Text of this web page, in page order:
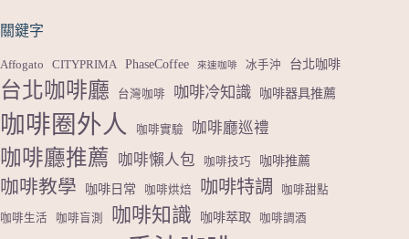
關鍵字
Affogato CITYPRIMA PhaseCoffee 來速咖啡 冰手沖 台北咖啡
台北咖啡廳 台灣咖啡 咖啡冷知識 咖啡器具推薦
咖啡圈外人 咖啡實驗 咖啡廳巡禮
咖啡廳推薦 咖啡懶人包 咖啡技巧 咖啡推薦
咖啡教學 咖啡日常 咖啡烘焙 咖啡特調 咖啡甜點
咖啡生活 咖啡盲測 咖啡知識 咖啡萃取 咖啡調酒